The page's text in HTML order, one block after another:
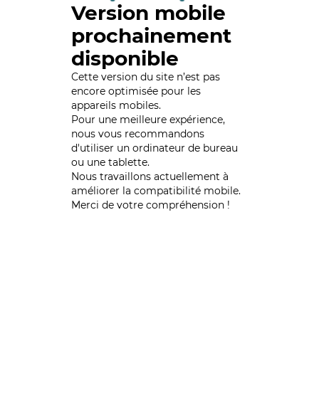
Version mobile
prochainement
disponible
Cette version du site n’est pas
encore optimisée pour les
appareils mobiles.
Pour une meilleure expérience,
nous vous recommandons
d'utiliser un ordinateur de bureau
ou une tablette.
Nous travaillons actuellement à
améliorer la compatibilité mobile.
Merci de votre compréhension !